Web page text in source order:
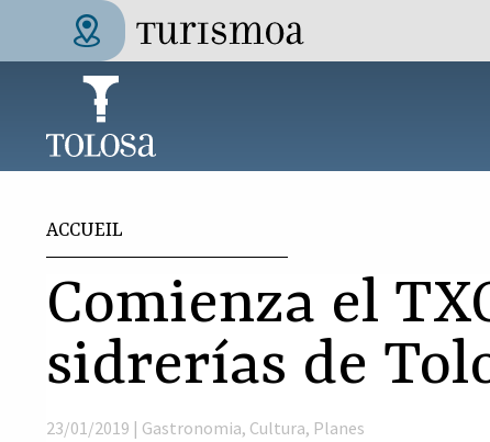
Aller au contenu principal
Tolosa Turismoa
ACCUEIL
Comienza el
sidrerías de
23/01/2019 | Gastronomia, Cultura, Planes